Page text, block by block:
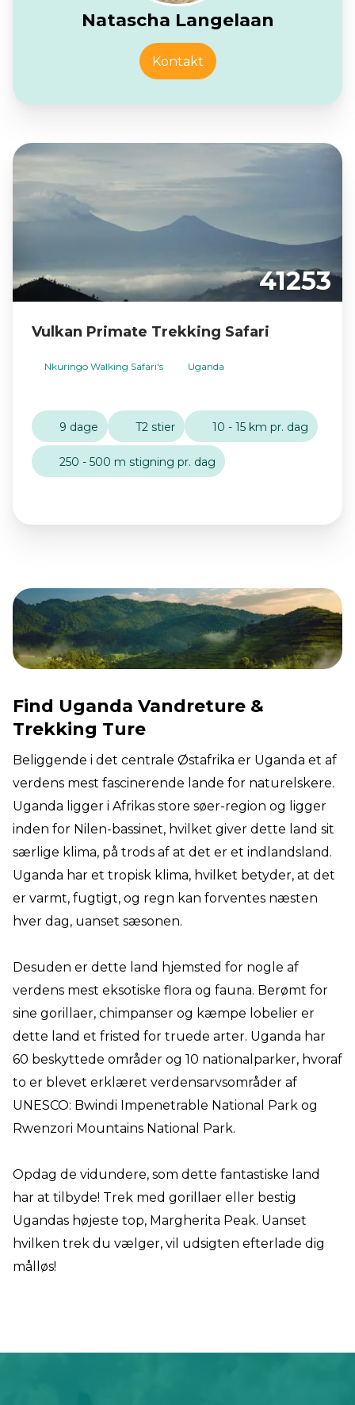
Natascha Langelaan
Kontakt
41253
Vulkan Primate Trekking Safari
Nkuringo Walking Safari's Uganda
9 dage T2 stier 10 - 15 km pr. dag
250 - 500 m stigning pr. dag
Find Uganda Vandreture &
Trekking Ture
Beliggende i det centrale Østafrika er Uganda et af
verdens mest fascinerende lande for naturelskere.
Uganda ligger i Afrikas store søer-region og ligger
inden for Nilen-bassinet, hvilket giver dette land sit
særlige klima, på trods af at det er et indlandsland.
Uganda har et tropisk klima, hvilket betyder, at det
er varmt, fugtigt, og regn kan forventes næsten
hver dag, uanset sæsonen.
Desuden er dette land hjemsted for nogle af
verdens mest eksotiske flora og fauna. Berømt for
sine gorillaer, chimpanser og kæmpe lobelier er
dette land et fristed for truede arter. Uganda har
60 beskyttede områder og 10 nationalparker, hvoraf
to er blevet erklæret verdensarvsområder af
UNESCO: Bwindi Impenetrable National Park og
Rwenzori Mountains National Park.
Opdag de vidundere, som dette fantastiske land
har at tilbyde! Trek med gorillaer eller bestig
Ugandas højeste top, Margherita Peak. Uanset
hvilken trek du vælger, vil udsigten efterlade dig
målløs!